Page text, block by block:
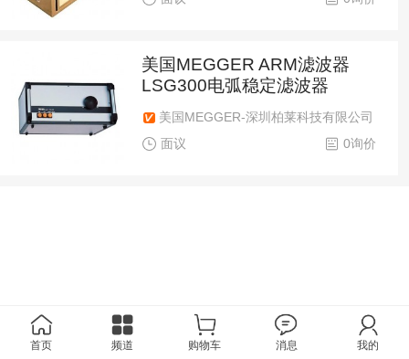
美国MEGGER ARM滤波器
LSG300电弧稳定滤波器
美国MEGGER-深圳柏莱科技有限公司
0询价
面议
首页 频道 购物车 消息 我的